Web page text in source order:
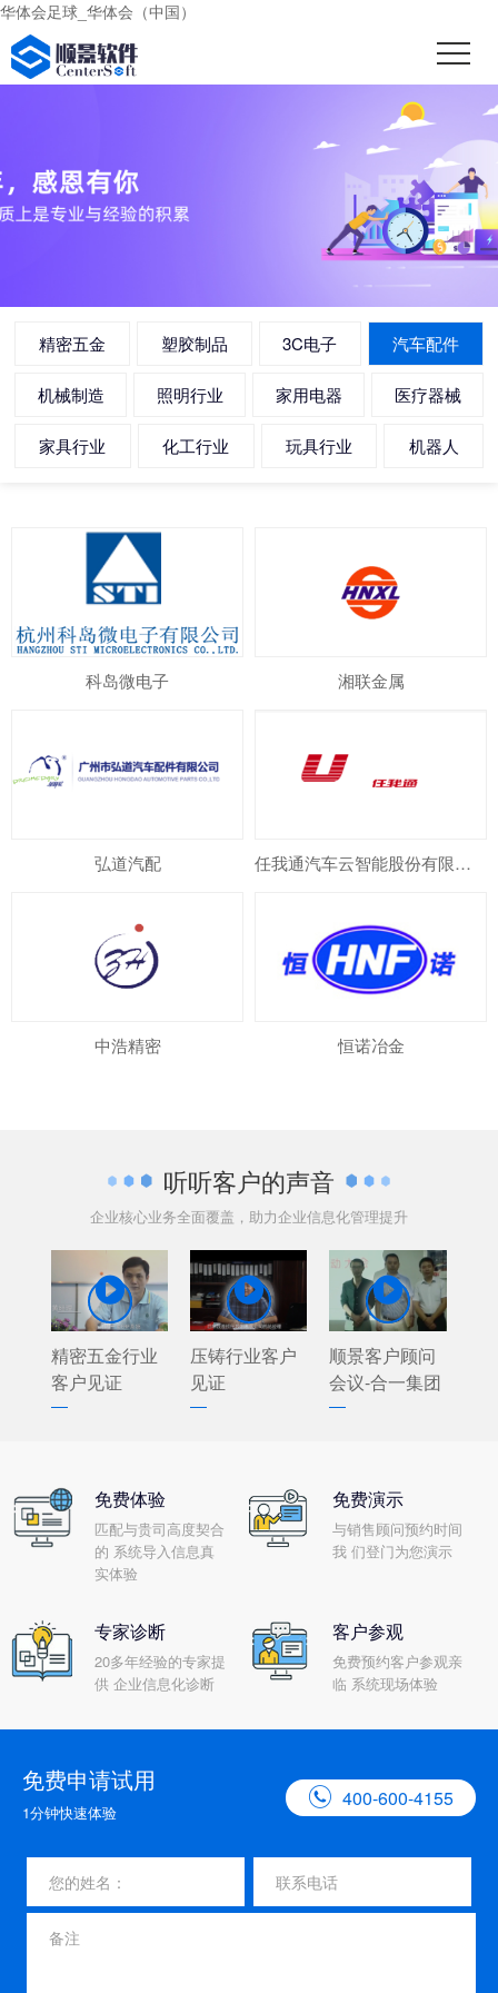
华体会足球_华体会（中国）
精密五金 塑胶制品 3C电子 汽车配件
机械制造 照明行业 家用电器 医疗器械
家具行业 化工行业 玩具行业 机器人
科岛微电子 湘联金属
弘道汽配 任我通汽车云智能股份有限公司
中浩精密 恒诺冶金
听听客户的声音
企业核心业务全面覆盖，助力企业信息化管理提升

精密五金行业
客户见证

压铸行业客户
见证

顺景客户顾问
会议-合一集团
免费体验
匹配与贵司高度契合
的 系统导入信息真
实体验
免费演示
与销售顾问预约时间
我 们登门为您演示
专家诊断
20多年经验的专家提
供 企业信息化诊断
客户参观
免费预约客户参观亲
临 系统现场体验
免费申请试用
1分钟快速体验
 400-600-4155